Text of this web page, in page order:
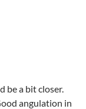
be a bit closer.
angulation in